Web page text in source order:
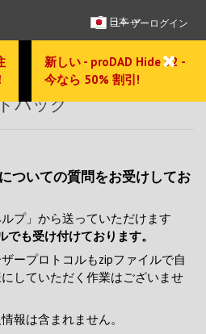
ユーザーログイン
日本
新しい - proDAD Hide V2 -
今なら 50% 割引!
バック
ついての質問をお受けしてお
プ」から送っていただけます
でも受け付けております。
ープロトコルもzipファイルで自
していただく作業はございませ
報は含まれません。